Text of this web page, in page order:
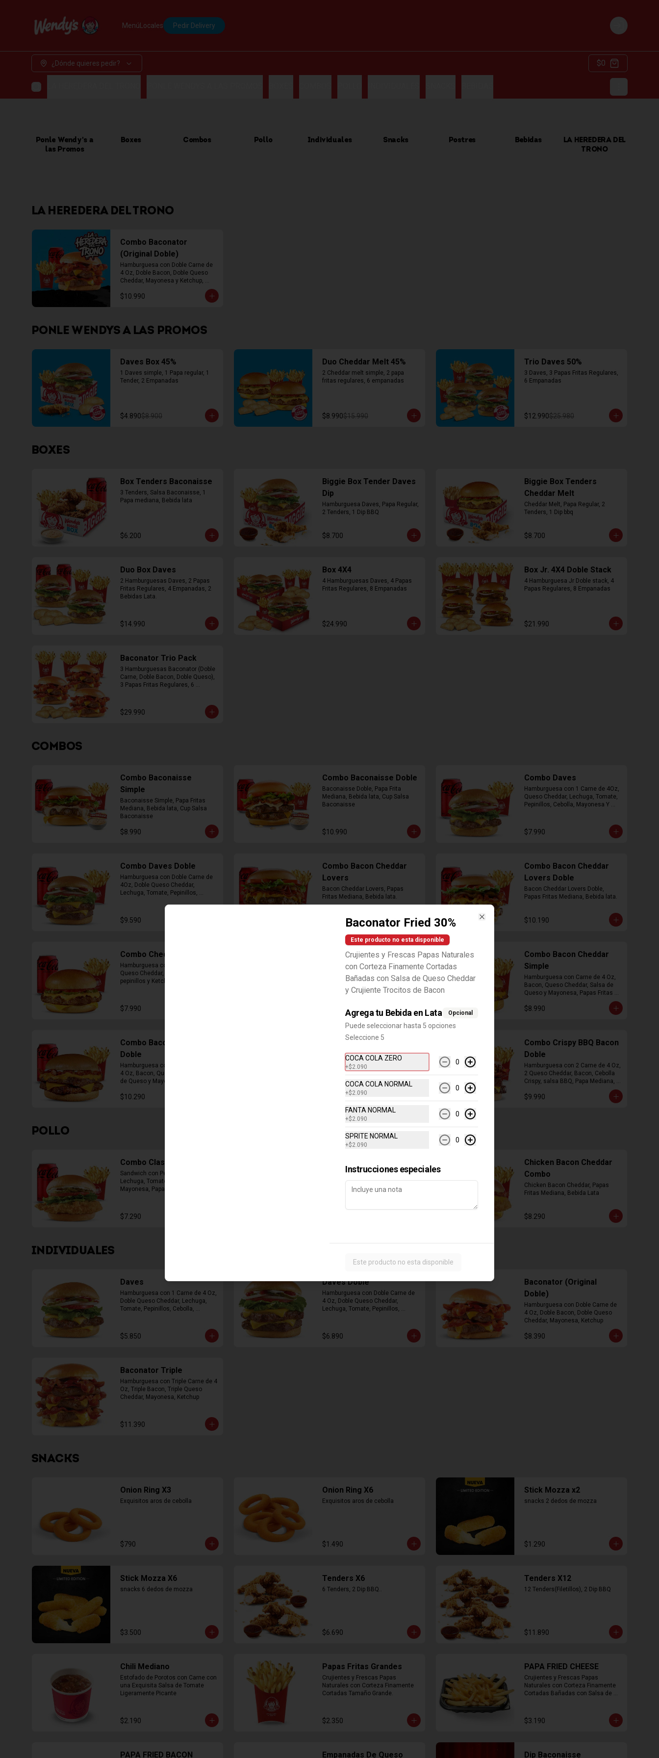
Menú Locales Pedir Delivery
Login
¿Dónde quieres pedir? $0
Ponle Wendy's a
las Promos
Boxes Combos Pollo Individuales Snacks Postres Bebidas
LA HEREDERA DEL
TRONO
LA HEREDERA DEL TRONO
Combo Baconator
(Original Doble)
Hamburguesa con Doble Carne de
4 Oz, Doble Bacon, Doble Queso
Cheddar, Mayonesa y Ketchup,
Papas Fritas Mediana, Bebida Lata
$10.990
PONLE WENDYS A LAS PROMOS
Daves Box 45%
1 Daves simple, 1 Papa regular, 1
Tender, 2 Empanadas
$4.890$8.900
Duo Cheddar Melt 45%
2 Cheddar melt simple, 2 papa
fritas regulares, 6 empanadas
$8.990$15.990
Trio Daves 50%
3 Daves, 3 Papas Fritas Regulares,
6 Empanadas
$12.990$25.980
BOXES
Box Tenders Baconaisse
3 Tenders, Salsa Baconaisse, 1
Papa mediana, Bebida lata
$6.200
Biggie Box Tender Daves
Dip
Hamburguesa Daves, Papa Regular,
2 Tenders, 1 Dip BBQ
$8.700
Biggie Box Tenders
Cheddar Melt
Cheddar Melt, Papa Regular, 2
Tenders, 1 Dip bbq
$8.700
Duo Box Daves
2 Hamburguesas Daves, 2 Papas
Fritas Regulares, 4 Empanadas, 2
Bebidas Lata.
$14.990
Box 4X4
4 Hamburguesas Daves, 4 Papas
Fritas Regulares, 8 Empanadas
$24.990
Box Jr. 4X4 Doble Stack
4 Hamburguesa Jr Doble stack, 4
Papas Regulares, 8 Empanadas
$21.990
Baconator Trio Pack
3 Hamburguesas Baconator (Doble
Carne, Doble Bacon, Doble Queso),
3 Papas Fritas Regulares, 6
$29.990
COMBOS
Combo Baconaisse
Simple
Baconaisse Simple, Papa Fritas
Mediana, Bebida lata, Cup Salsa
Baconaisse
$8.990
Combo Baconaisse Doble
Baconaisse Doble, Papa Frita
Mediana, Bebida lata, Cup Salsa
Baconaisse
$10.990
Combo Daves
Hamburguesa con 1 Carne de 4Oz,
Queso Cheddar, Lechuga, Tomate,
Pepinillos, Cebolla, Mayonesa Y
$7.990
Combo Daves Doble
Hamburguesa con Doble Carne de
4Oz, Doble Queso Cheddar,
Lechuga, Tomate, Pepinillos,
Papas Fritas Mediana, Bebida Lata
$9.590
Combo Bacon Cheddar
Lovers
Bacon Cheddar Lovers, Papas
Fritas Mediana, Bebida lata.
Combo Bacon Cheddar
Lovers Doble
Bacon Cheddar Lovers Doble,
Papas Fritas Mediana, Bebida lata.
$10.190
Combo Cheddar Melt
Hamburguesa con 1 Carne de 4 Oz,
Queso Cheddar, Salsa de Queso,
pepinillos y Ketchup, Papas Fritas
$7.990
Combo Cheddar Melt
Hamburguesa con Doble Carne de
de Queso, pepinillos y Ketchup,
Combo Bacon Cheddar
Simple
Hamburguesa con Carne de 4 Oz,
Bacon, Queso Cheddar, Salsa de
Queso y Mayonesa, Papas Fritas
$8.990
Combo Bacon Cheddar
Doble
Hamburguesa con Doble Carne de
4 Oz, Bacon, Queso Cheddar, Salsa
de Queso y Mayonesa, Papas Fritas
$10.290
Combo Crispy BBQ Bacon
Hamburguesa con 1 Carne de 4 Oz,
Queso Cheddar, Bacon, Cebolla
Crispy, Salsa BBQ, Papa Fritas
Mediana, Bebida en Lata
Combo Crispy BBQ Bacon
Doble
Hamburguesa con 2 Carne de 4 Oz,
2 Queso Cheddar, Bacon, Cebolla
Crispy, salsa BBQ, Papa Mediana,
$9.990
POLLO
Combo Classic Chicken
Sandwich con Pechuga Apanada,
Lechuga, Tomate, Pepinillos y
Mayonesa, Papas Fritas Mediana,
$7.290
Sandwich con Pechuga de Pollo,
Bacon, Queso Cheddar, Mayonesa,
Mediana y Bebida Lata
Chicken Bacon Cheddar
Combo
Chicken Bacon Cheddar, Papas
Fritas Mediana, Bebida Lata
$8.290
INDIVIDUALES
Daves
Hamburguesa con 1 Carne de 4 Oz,
Doble Queso Cheddar, Lechuga,
Tomate, Pepinillos, Cebolla,
$5.850
Daves Doble
Hamburguesa con Doble Carne de
4 Oz, Doble Queso Cheddar,
Lechuga, Tomate, Pepinillos,
$6.890
Baconator (Original
Doble)
Hamburguesa con Doble Carne de
4 Oz, Doble Bacon, Doble Queso
Cheddar, Mayonesa, Ketchup
$8.390
Baconator Triple
Hamburguesa con Triple Carne de 4
Oz, Triple Bacon, Triple Queso
Cheddar, Mayonesa, Ketchup
$11.390
SNACKS
Onion Ring X3
Exquisitos aros de cebolla
$790
Onion Ring X6
Exquisitos aros de cebolla
$1.490
Stick Mozza x2
snacks 2 dedos de mozza
$1.290
Stick Mozza X6
snacks 6 dedos de mozza
$3.500
Tenders X6
6 Tenders, 2 Dip BBQ..
$6.690
Tenders X12
12 Tenders(Filetillos), 2 Dip BBQ
$11.890
Chili Mediano
Estofado de Porotos con Carne con
una Exquisita Salsa de Tomate
Ligeramente Picante
$2.190
Papas Fritas Grandes
Crujientes y Frescas Papas
Naturales con Corteza Finamente
Cortadas Tamaño Grande.
$2.350
PAPA FRIED CHEESE
Crujientes y Frescas Papas
Naturales con Corteza Finamente
Cortadas Bañadas con Salsa de
$3.190
PAPA FRIED BACON Empanadas De Queso Dip Baconaisse
Baconator Fried 30%
Este producto no esta disponible
Crujientes y Frescas Papas Naturales
con Corteza Finamente Cortadas
Bañadas con Salsa de Queso Cheddar
y Crujiente Trocitos de Bacon
Agrega tu Bebida en Lata Opcional
Puede seleccionar hasta 5 opciones
Seleccione 5
COCA COLA ZERO
+$2.090
0
COCA COLA NORMAL
+$2.090
0
FANTA NORMAL
+$2.090
0
SPRITE NORMAL
+$2.090
0
Instrucciones especiales
Este producto no esta disponible